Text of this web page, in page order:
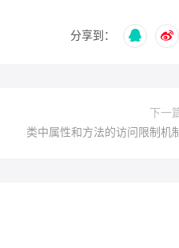
分享到：
下一
类中属性和方法的访问限制机